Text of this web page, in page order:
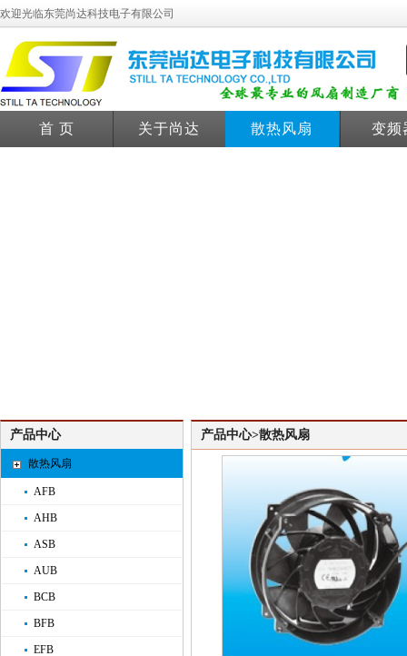
欢迎光临东莞尚达科技电子有限公司
首 页 关于尚达 散热风扇 变频
产品中心
散热风扇
AFB
AHB
ASB
AUB
BCB
BFB
EFB
产品中心>散热风扇